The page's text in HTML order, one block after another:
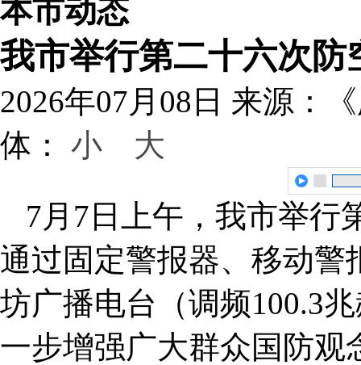
本市动态
我市举行第二十六次防
2026年07月08日 来源：
体： 小 大
7月7日上午，我市举行
通过固定警报器、移动警
坊广播电台（调频100.3
一步增强广大群众国防观